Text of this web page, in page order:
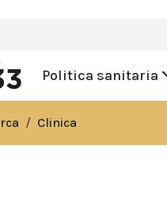
Politica sanitaria
Clinica